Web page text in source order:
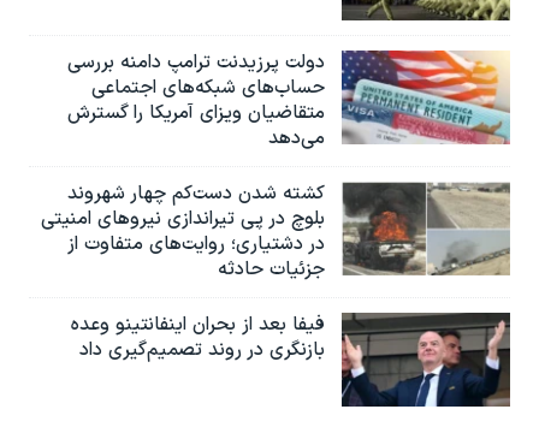
دولت پرزیدنت ترامپ دامنه بررسی
حساب‌های شبکه‌های اجتماعی
متقاضیان ویزای آمریکا را گسترش
می‌دهد
کشته شدن دست‌کم چهار شهروند
بلوچ در پی تیراندازی نیروهای امنیتی
در دشتیاری؛ روایت‌های متفاوت از
جزئیات حادثه
فیفا بعد از بحران اینفانتینو وعده
بازنگری در روند تصمیم‌گیری داد